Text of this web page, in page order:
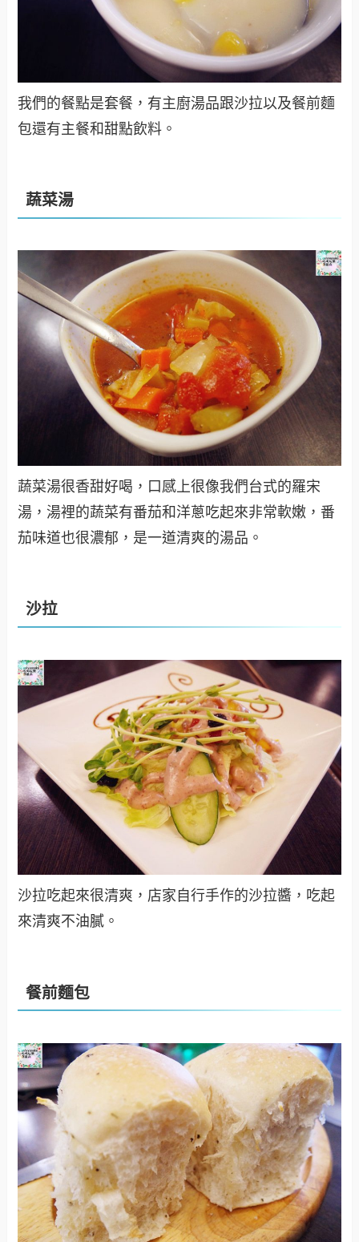
我們的餐點是套餐，有主廚湯品跟沙拉以及餐前麵
包還有主餐和甜點飲料。
蔬菜湯
蔬菜湯很香甜好喝，口感上很像我們台式的羅宋
湯，湯裡的蔬菜有番茄和洋蔥吃起來非常軟嫩，番
茄味道也很濃郁，是一道清爽的湯品。
沙拉
沙拉吃起來很清爽，店家自行手作的沙拉醬，吃起
來清爽不油膩。
餐前麵包